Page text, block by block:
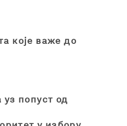
које важе до
попуст од